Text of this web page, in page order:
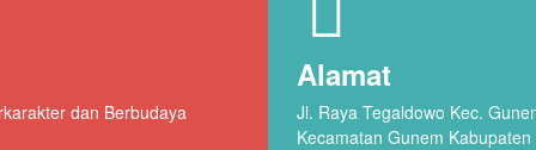
dan Berbudaya
Alamat
Jl. Raya Tegaldowo Kec.
Kecamatan Gunem